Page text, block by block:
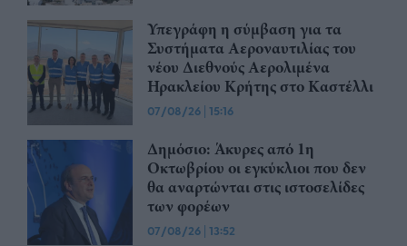
Υπεγράφη η σύμβαση για τα
Συστήματα Αεροναυτιλίας του
νέου Διεθνούς Αερολιμένα
Ηρακλείου Κρήτης στο Καστέλλι
07/08/26 | 15:16
Δημόσιο: Άκυρες από 1η
Οκτωβρίου οι εγκύκλιοι που δεν
θα αναρτώνται στις ιστοσελίδες
των φορέων
07/08/26 | 13:52